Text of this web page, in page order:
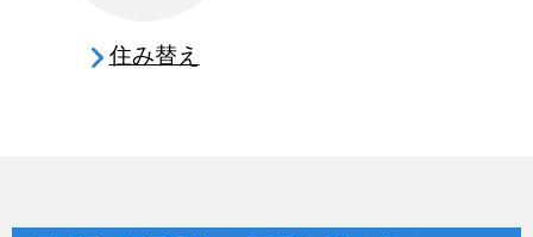
住み替え